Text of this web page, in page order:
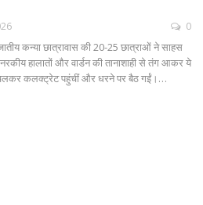
0
कन्या छात्रावास की 20-25 छात्राओं ने साहस
हालातों और वार्डन की तानाशाही से तंग आकर ये
चलकर कलक्ट्रेट पहुंचीं और धरने पर बैठ गईं।…